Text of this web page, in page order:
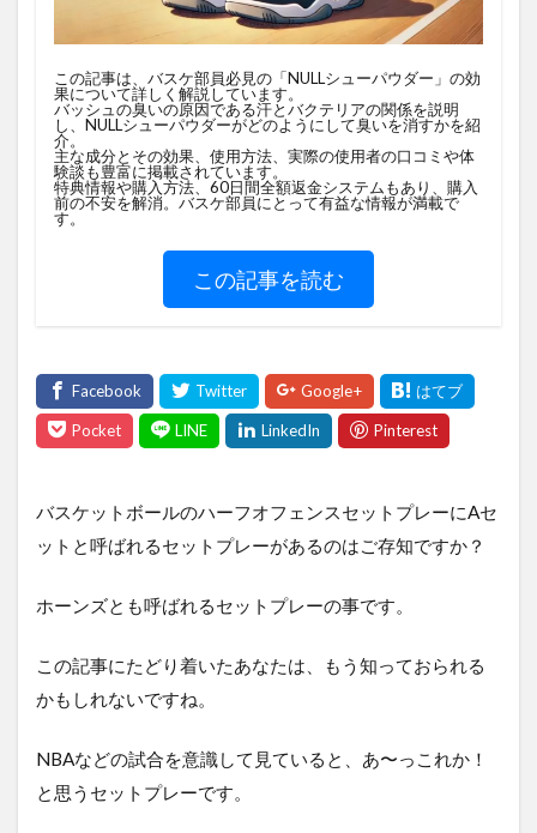
この記事は、バスケ部員必見の「NULLシューパウダー」の効
果について詳しく解説しています。
バッシュの臭いの原因である汗とバクテリアの関係を説明
し、NULLシューパウダーがどのようにして臭いを消すかを紹
介。
主な成分とその効果、使用方法、実際の使用者の口コミや体
験談も豊富に掲載されています。
特典情報や購入方法、60日間全額返金システムもあり、購入
前の不安を解消。バスケ部員にとって有益な情報が満載で
す。
この記事を読む
バスケットボールのハーフオフェンスセットプレーにAセ
ットと呼ばれるセットプレーがあるのはご存知ですか？
ホーンズとも呼ばれるセットプレーの事です。
この記事にたどり着いたあなたは、もう知っておられる
かもしれないですね。
NBAなどの試合を意識して見ていると、あ〜っこれか！
と思うセットプレーです。